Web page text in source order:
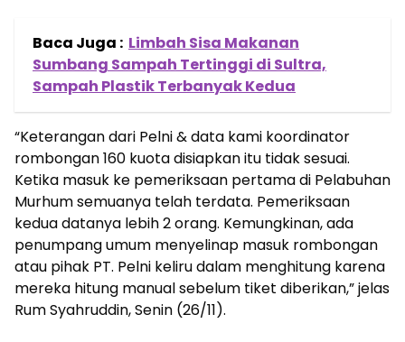
Baca Juga : Limbah Sisa Makanan
Sumbang Sampah Tertinggi di Sultra,
Sampah Plastik Terbanyak Kedua
“Keterangan dari Pelni & data kami koordinator
rombongan 160 kuota disiapkan itu tidak sesuai.
Ketika masuk ke pemeriksaan pertama di Pelabuhan
Murhum semuanya telah terdata. Pemeriksaan
kedua datanya lebih 2 orang. Kemungkinan, ada
penumpang umum menyelinap masuk rombongan
atau pihak PT. Pelni keliru dalam menghitung karena
mereka hitung manual sebelum tiket diberikan,” jelas
Rum Syahruddin, Senin (26/11).